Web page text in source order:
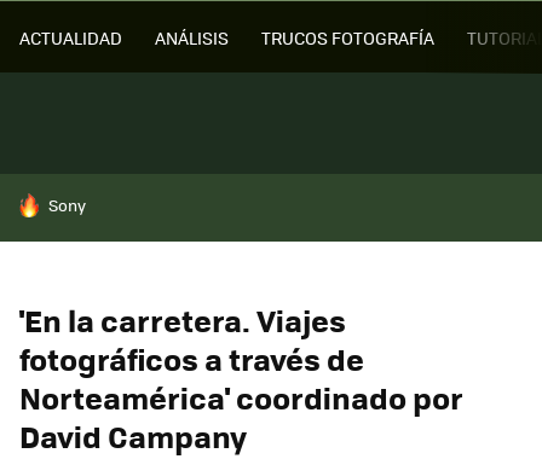
ACTUALIDAD ANÁLISIS TRUCOS FOTOGRAFÍA
HOY SE HABLA DE
Sony
'En la carretera. Viajes
fotográficos a través de
Norteamérica' coordinado por
David Campany